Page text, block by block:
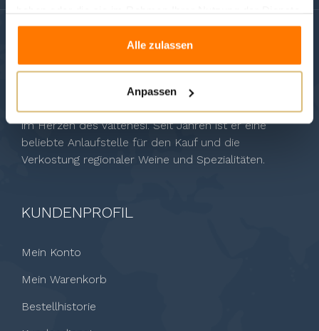
gesammelt haben.
Alle zulassen
Anpassen
gardavino.it entstand aus der Erfahrung des
Weinladens Garda&Vino mit Blick auf den Gardasee
im Herzen des Valtenesi. Seit Jahren ist er eine
beliebte Anlaufstelle für den Kauf und die
Verkostung regionaler Weine und Spezialitäten.
KUNDENPROFIL
Mein Konto
Mein Warenkorb
Bestellhistorie